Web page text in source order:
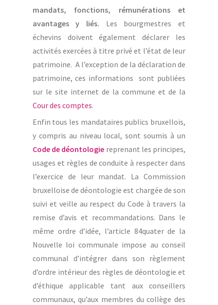
mandats, fonctions, rémunérations et
avantages y liés. Les bourgmestres et
échevins doivent également déclarer les
activités exercées à titre privé et l’état de leur
patrimoine. A l’exception de la déclaration de
patrimoine, ces informations sont publiées
sur le site internet de la commune et de la
Cour des comptes.
Enfin tous les mandataires publics bruxellois,
y compris au niveau local, sont soumis à un
Code de déontologie reprenant les principes,
usages et règles de conduite à respecter dans
l’exercice de leur mandat. La Commission
bruxelloise de déontologie est chargée de son
suivi et veille au respect du Code à travers la
remise d’avis et recommandations. Dans le
même ordre d’idée, l’article 84quater de la
Nouvelle loi communale impose au conseil
communal d’intégrer dans son règlement
d’ordre intérieur des règles de déontologie et
d’éthique applicable tant aux conseillers
communaux, qu’aux membres du collège des